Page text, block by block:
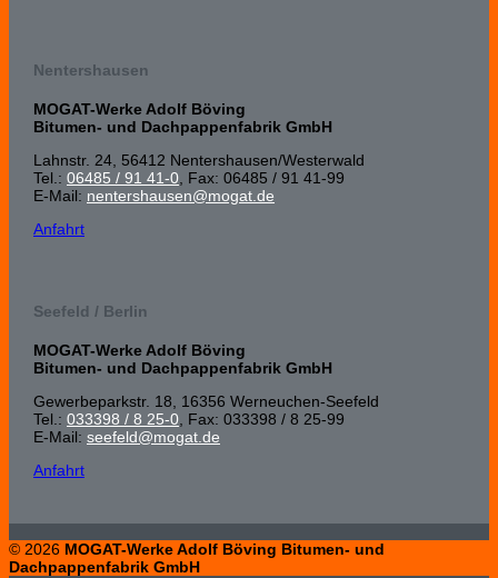
Nentershausen
MOGAT-Werke Adolf Böving
Bitumen- und Dachpappenfabrik GmbH
Lahnstr. 24, 56412 Nenters­hausen/Wester­wald
Tel.: 06485 / 91 41-0 , Fax: 06485 / 91 41-99
E-Mail: nentershausen@mogat.de
Anfahrt
Seefeld / Berlin
MOGAT-Werke Adolf Böving
Bitumen- und Dachpappenfabrik GmbH
Gewerbeparkstr. 18, 16356 Werneuchen-Seefeld
Tel.: 033398 / 8 25-0 , Fax: 033398 / 8 25-99
E-Mail: seefeld@mogat.de
Anfahrt
© 2026 MOGAT-Werke Adolf Böving Bitumen- und
Dachpappenfabrik GmbH